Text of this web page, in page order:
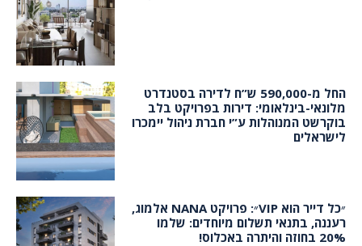
החל מ-590,000 ש”ח לדירה בסטנדרט
מלונאי-בינלאומי: דירות בפרויקט בלב
בוקרשט המנוהלות ע”י חברת ניהול יימכרו
לישראלים
״כל דייר הוא VIP״: פרויקט NANA אלמוג,
רעננה, בתנאי תשלום מיוחדים: שלמו
20% בחוזה והיתרה באכלוס!